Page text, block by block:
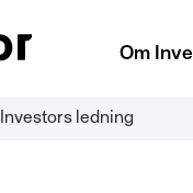
Om
Investors ledning